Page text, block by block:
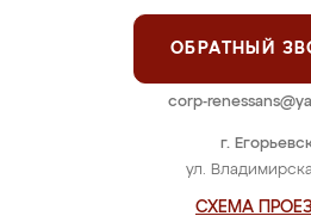
г.
ул.
СХЕМА
ОБРАТНЫЙ
corp-